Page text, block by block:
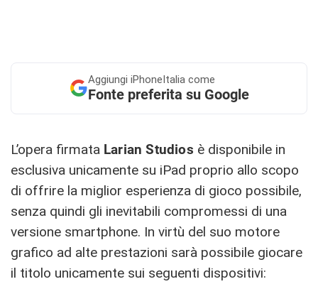
Aggiungi iPhoneItalia come
Fonte preferita su Google
L’opera firmata Larian Studios è disponibile in
esclusiva unicamente su iPad proprio allo scopo
di offrire la miglior esperienza di gioco possibile,
senza quindi gli inevitabili compromessi di una
versione smartphone. In virtù del suo motore
grafico ad alte prestazioni sarà possibile giocare
il titolo unicamente sui seguenti dispositivi: